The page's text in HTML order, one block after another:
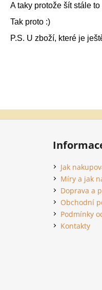
A taky protože šít stále
Tak proto :)
P.S. U zboží, které je
Z
Jak
Míry a jak
Doprava a
Obchodní
Podmínky
Kontakty